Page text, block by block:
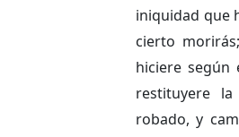
iniquidad que
cierto
hiciere según
restituyere
robado, y